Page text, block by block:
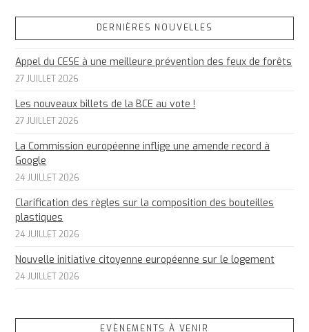
DERNIÈRES NOUVELLES
Appel du CESE à une meilleure prévention des feux de forêts
27 JUILLET 2026
Les nouveaux billets de la BCE au vote !
27 JUILLET 2026
La Commission européenne inflige une amende record à
Google
24 JUILLET 2026
Clarification des règles sur la composition des bouteilles
plastiques
24 JUILLET 2026
Nouvelle initiative citoyenne européenne sur le logement
24 JUILLET 2026
EVÈNEMENTS À VENIR